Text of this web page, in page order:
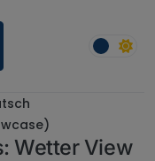
Wetter View